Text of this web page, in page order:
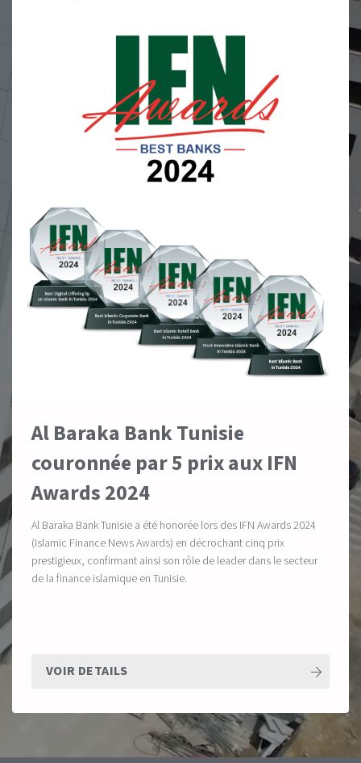
Al Baraka Bank Tunisie
couronnée par 5 prix aux IFN
Awards 2024
Al Baraka Bank Tunisie a été honorée lors des IFN Awards 2024
(Islamic Finance News Awards) en décrochant cinq prix
prestigieux, confirmant ainsi son rôle de leader dans le secteur
de la finance islamique en Tunisie.
VOIR DETAILS